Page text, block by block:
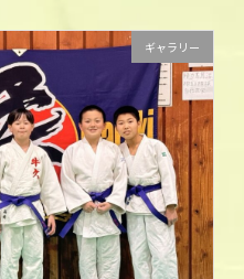
ギャラリー